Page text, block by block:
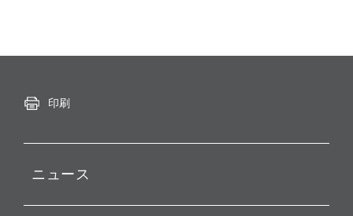
印刷
ニュース